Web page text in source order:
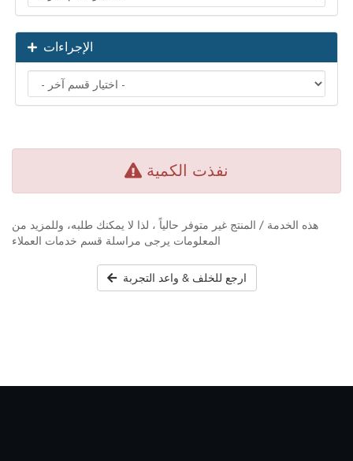
الإجراءات
نفذت الكمية
هذه الخدمة / المنتج غير متوفر حالياً ، لذا لا يمكنك طلبه، وللمزيد من
المعلومات يرجى مراسلة قسم خدمات العملاء
ارجع للخلف & واعد التجربة